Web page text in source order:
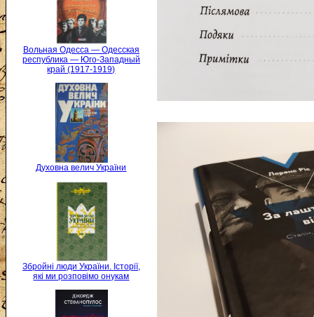
Вольная Одесса — Одесская
республика — Юго-Западный
край (1917-1919)
Духовна велич України
Збройні люди України. Історії,
які ми розповімо онукам